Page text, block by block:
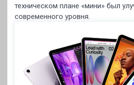
техническом плане «мини» был
современного уровня.